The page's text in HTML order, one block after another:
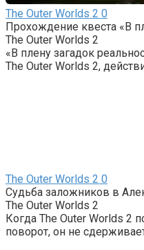
The Outer Worlds 2 0
Прохождение квеста «В
The Outer Worlds 2
«В плену загадок
The Outer Worlds 2,
The Outer Worlds 2 0
Судьба заложников в
The Outer Worlds 2
Когда The Outer Worlds 2
поворот, он не